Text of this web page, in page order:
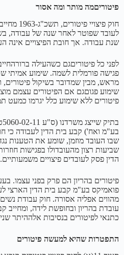
פיטוריםמה מותר ומה אסור
חוק
לעובד שפוטר לאחר שנה של עבודה,
שנת עבודה. אך חובת הפיצויים אינה
לפני כל פיטוריםגם כשהעילה
פגישה פורמלית לשמה. שימוע אמיתי
מראש, מבין שמדובר בשיקול פיטורים,
שימוע פגוםגם אם הפיטורים עצמם
פיטורים ללא שימוע כלל יגרמו כמעט
בע"מ ואח') קבע בית הדין לעבודה כי
שבו העובד מוזמן, שומע את הטענות
שביעות רצון מהעובדולו בפגישות
הדין פסק לעובדים פיצויים משמעותיים.
פואמיקס בע"מ קבע בית הדין הארצי
עובדת בהריון ובחופשת לידה, ומחייב
כתנאי לפיטורים בנסיבות אלההיתר
התפטרות שהיא למעשה פיטורים